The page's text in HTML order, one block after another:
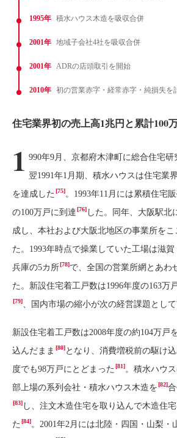
1995年 積水ハウス木造を吸収合併
2001年 地域子会社4社を吸収合併
2001年 ADRの店頭取引を開始
2010年 初の営業赤字・経常赤字・純損失を
住宅業界初の売上高1兆円と累計100
1 990年9月、京都府木津町に総合住宅研
翌1991年1月期、積水ハウスは住宅業
を達成した [75]。1993年11月には累積住宅
の100万戸に到達 [76] した。同年、大阪駅北
成し、本社および大阪北地区の事業所をこ
た。1993年時点で操業していた工場は滋賀
兵庫の5カ所 [78]で、全国の営業所網とあわ
た。新設住宅着工戸数は1996年度の163万
[79]、国内市場の縮小が次の経営課題として
新設住宅着工戸数は2008年度の約104万戸
込んだまま [80] となり、消費増税前の駆け
度でも98万戸にとどまった [81]。積水ハウ
部上場の系列会社・積水ハウス木造を [82]
[83] し、注文木造住宅を取り込んで木造住
た [84]。2001年2月には北陸・四国・山梨・